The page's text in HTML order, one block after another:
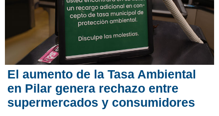
El aumento de la Tasa Ambiental
en Pilar genera rechazo entre
supermercados y consumidores